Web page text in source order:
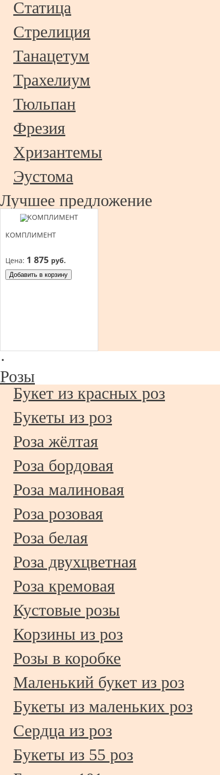
Статица
Стрелиция
Танацетум
Трахелиум
Тюльпан
Фрезия
Хризантемы
Эустома
Лучшее предложение
КОМПЛИМЕНТ
Цена: 1 875 руб.
Добавить в корзину
·
Розы
Букет из красных роз
Букеты из роз
Роза жёлтая
Роза бордовая
Роза малиновая
Роза розовая
Роза белая
Роза двухцветная
Роза кремовая
Кустовые розы
Корзины из роз
Розы в коробке
Маленький букет из роз
Букеты из маленьких роз
Сердца из роз
Букеты из 55 роз